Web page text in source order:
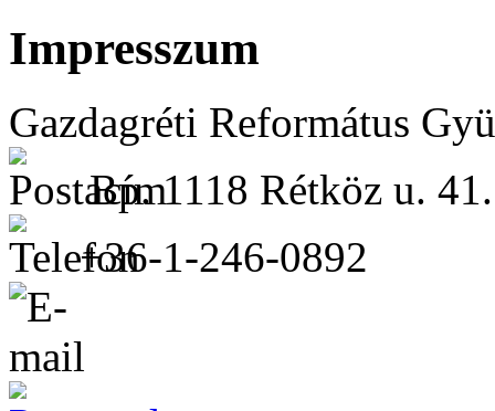
Impresszum
Gazdagréti Református
Bp. 1118 Rétköz u. 41.
+36-1-246-0892